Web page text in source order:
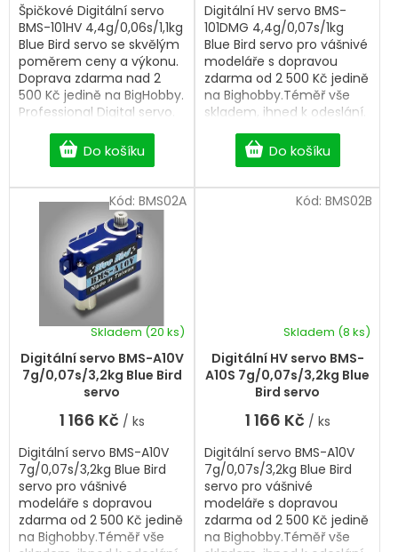
Do košíku
Špičkové Digitální servo
BMS-101HV 4,4g/0,06s/1,1kg
Blue Bird servo se skvělým
poměrem ceny a výkonu.
Doprava zdarma nad 2
500 Kč jedině na BigHobby.
Professional Digital servo.
Do košíku
Digitální HV servo BMS-
101DMG 4,4g/0,07s/1kg
Blue Bird servo pro vášnivé
modeláře s dopravou
zdarma od 2 500 Kč jedině
na Bighobby.Téměř vše
skladem, ihned k odeslání.
Digitální servo BMS-A10V
7g/0,07s/3,2kg Blue Bird
servo
Skladem (20 ks)
1 166 Kč / ks
Digitální servo BMS-A10V
7g/0,07s/3,2kg Blue Bird
servo pro vášnivé
modeláře s dopravou
zdarma od 2 500 Kč jedině
na Bighobby.Téměř vše
Kód: BMS02A
Digitální HV servo BMS-
A10S 7g/0,07s/3,2kg Blue
Bird servo
Skladem (8 ks)
1 166 Kč / ks
Digitální servo BMS-A10V
7g/0,07s/3,2kg Blue Bird
servo pro vášnivé
modeláře s dopravou
zdarma od 2 500 Kč jedině
na Bighobby.Téměř vše
Kód: BMS02B